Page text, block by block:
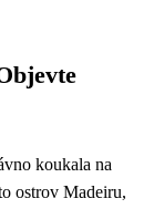
koukala na
ostrov Madeiru,